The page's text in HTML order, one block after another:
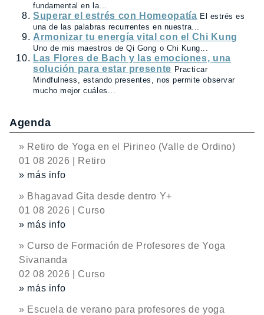
fundamental en la...
Superar el estrés con Homeopatía El estrés es
una de las palabras recurrentes en nuestra...
Armonizar tu energía vital con el Chi Kung
Uno de mis maestros de Qi Gong o Chi Kung...
Las Flores de Bach y las emociones, una
solución para estar presente Practicar
Mindfulness, estando presentes, nos permite observar
mucho mejor cuáles...
Agenda
» Retiro de Yoga en el Pirineo (Valle de Ordino)
01 08 2026 | Retiro
» más info
» Bhagavad Gita desde dentro Y+
01 08 2026 | Curso
» más info
» Curso de Formación de Profesores de Yoga
Sivananda
02 08 2026 | Curso
» más info
» Escuela de verano para profesores de yoga